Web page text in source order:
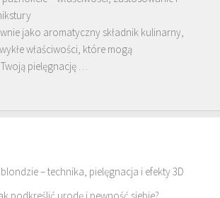
jako aromatyczny składnik kulinarny,
właściwości, które mogą
pielęgnację …
– technika, pielęgnacja i efekty 3D